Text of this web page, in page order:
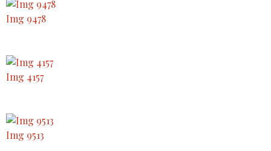
Img 9478
Img 4157
Img 9513